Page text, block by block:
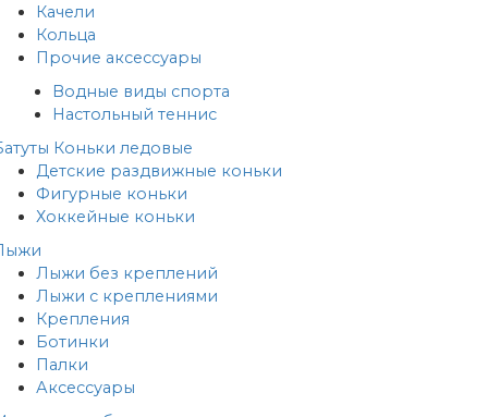
Качели
Кольца
Прочие аксессуары
Водные виды спорта
Настольный теннис
Коньки ледовые
Детские раздвижные коньки
Фигурные коньки
Хоккейные коньки
Лыжи без креплений
Лыжи с креплениями
Крепления
Ботинки
Палки
Аксессуары